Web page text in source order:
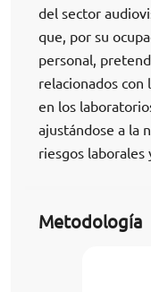
del sector
que, por su
personal,
relacionados con
en los
ajustándose a la
riesgos
Metodología